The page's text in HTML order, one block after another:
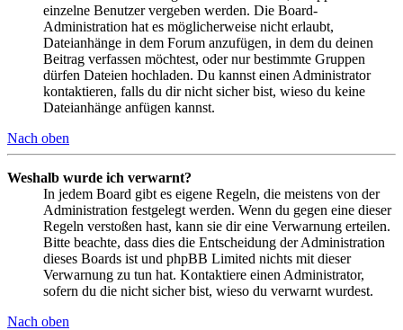
einzelne Benutzer vergeben werden. Die Board-
Administration hat es möglicherweise nicht erlaubt,
Dateianhänge in dem Forum anzufügen, in dem du deinen
Beitrag verfassen möchtest, oder nur bestimmte Gruppen
dürfen Dateien hochladen. Du kannst einen Administrator
kontaktieren, falls du dir nicht sicher bist, wieso du keine
Dateianhänge anfügen kannst.
Nach oben
Weshalb wurde ich verwarnt?
In jedem Board gibt es eigene Regeln, die meistens von der
Administration festgelegt werden. Wenn du gegen eine dieser
Regeln verstoßen hast, kann sie dir eine Verwarnung erteilen.
Bitte beachte, dass dies die Entscheidung der Administration
dieses Boards ist und phpBB Limited nichts mit dieser
Verwarnung zu tun hat. Kontaktiere einen Administrator,
sofern du die nicht sicher bist, wieso du verwarnt wurdest.
Nach oben